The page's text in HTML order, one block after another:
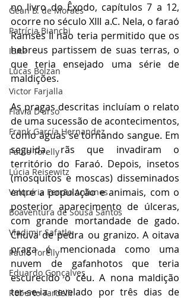
Gean B. de Moraes
Patrícia Bianchi
IBAP
Lucas Bolzan
Victor Farjalla
Flavia D'urso
Frank García Hernandez
Paulo Torelly
Lúcia Reisewitz
Valquíria Ferrão Antunes
Boaventura de Sousa Santos
Vladimir Safatle
Paulo Torelly
Eduardo Gonçalves
Roberto Tardelli
no livro do Êxodo, capítulos 7 a 12,
ocorre no século XIII a.C. Nela, o faraó
Ramsés II não teria permitido que os
hebreus partissem de suas terras, o
que teria ensejado uma série de
maldições.
As pragas descritas incluíam o relato
de uma sucessão de acontecimentos,
como águas se tornando sangue. Em
seguida, rãs que invadiram o
território do Faraó. Depois, insetos
(mosquitos e moscas) disseminados
entre a população e animais, com o
posterior aparecimento de úlceras,
com grande mortandade de gado.
Chuva de pedra ou granizo. A oitava
praga é mencionada como uma
nuvem de gafanhotos que teria
escurecido o céu. A nona maldição
ter-se-ia revelado por três dias de